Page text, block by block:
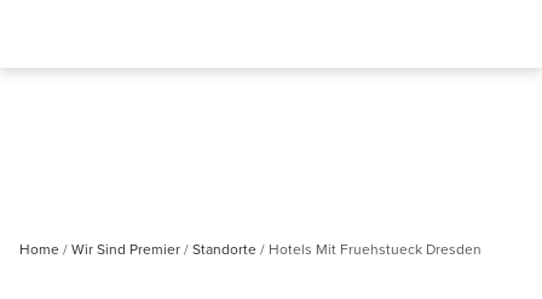
Home Wir Sind Premier Standorte Hotels Mit Fruehstueck Dresden